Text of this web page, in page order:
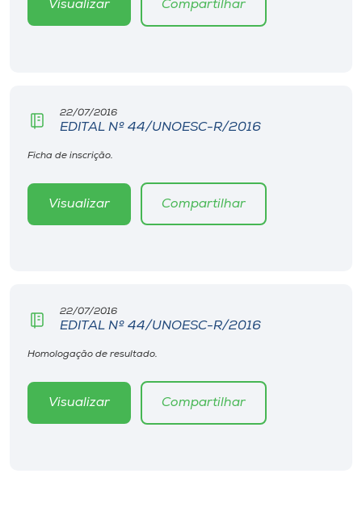
Rádio
Store
Selecione
Visualizar Compartilhar
22/07/2016
EDITAL Nº 44/UNOESC-R/2016
Ficha de inscrição.
Visualizar Compartilhar
22/07/2016
EDITAL Nº 44/UNOESC-R/2016
Homologação de resultado.
Visualizar Compartilhar